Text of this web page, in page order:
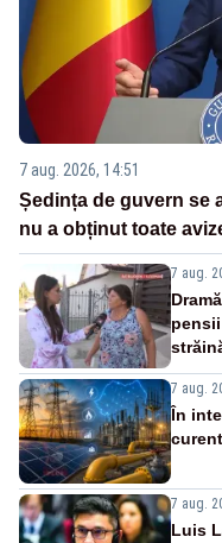
7 aug. 2026, 14:51
Ședința de guvern se
nu a obținut toate
7 aug.
7 aug.
În
7 aug.
Luis